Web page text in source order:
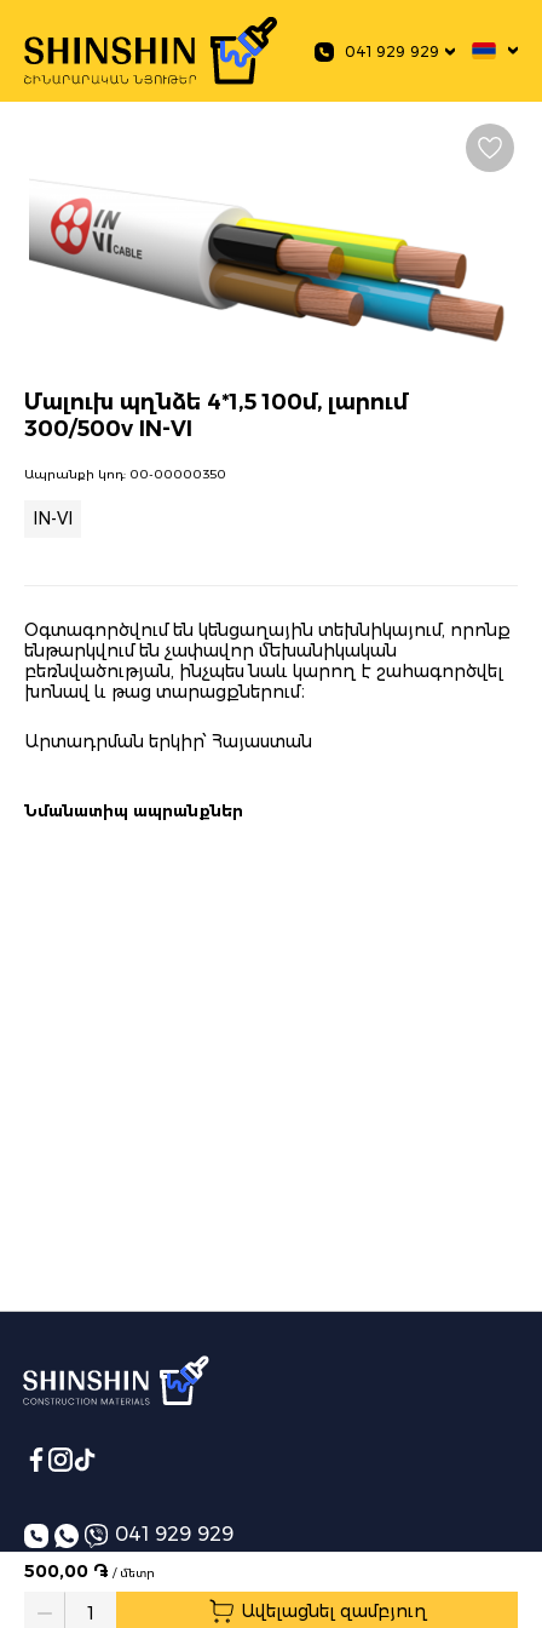
041 929 929
Մալուխ պղնձե 4*1,5 100մ, լարում
300/500v IN-VI
Ապրանքի կոդ: 00-00000350
IN-VI
Oգտագործվում են կենցաղային տեխնիկայում, որոնք
ենթարկվում են չափավոր մեխանիկական
բեռնվածության, ինչպես նաև կարող է շահագործվել
խոնավ և թաց տարացքներում։
Արտադրման երկիր՝ Հայաստան
500,00 ֏ / մետր
Quantity Ավելացնել զամբյուղ
Նմանատիպ ապրանքներ
041 929 929
info@shinshin.am
Առաքման ժամեր՝ 10:00-19:00